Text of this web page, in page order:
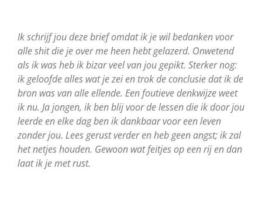
Ik schrijf jou deze brief omdat ik je wil bedanken voor
alle shit die je over me heen hebt gelazerd. Onwetend
als ik was heb ik bizar veel van jou gepikt. Sterker nog:
ik geloofde alles wat je zei en trok de conclusie dat ik de
bron was van alle ellende. Een foutieve denkwijze weet
ik nu. Ja jongen, ik ben blij voor de lessen die ik door jou
leerde en elke dag ben ik dankbaar voor een leven
zonder jou. Lees gerust verder en heb geen angst; ik zal
het netjes houden. Gewoon wat feitjes op een rij en dan
laat ik je met rust.